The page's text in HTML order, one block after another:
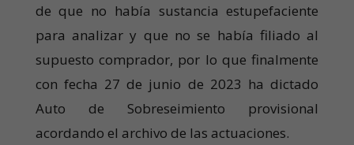
de que no había sustancia estupefaciente
para analizar y que no se había filiado al
supuesto comprador, por lo que finalmente
con fecha 27 de junio de 2023 ha dictado
Auto de Sobreseimiento provisional
acordando el archivo de las actuaciones.